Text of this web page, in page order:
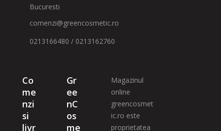
Bucuresti
comenzi@greencosmetic.ro
0213166480 / 0213162760
Co
me
nzi
si
livr
Gr
ee
nC
os
me
Magazinul
online
greencosmet
ic.ro este
proprietatea